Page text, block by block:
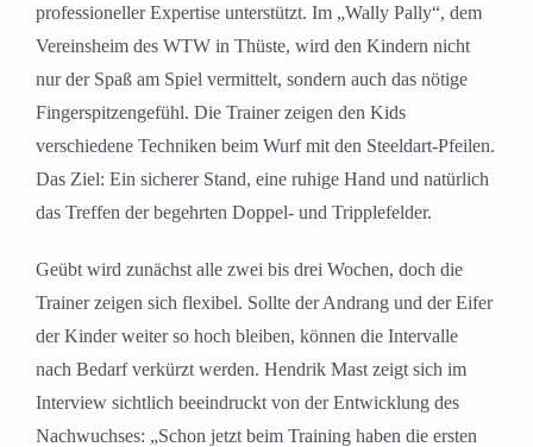
professioneller Expertise unterstützt. Im „Wally Pally“, dem
Vereinsheim des WTW in Thüste, wird den Kindern nicht
nur der Spaß am Spiel vermittelt, sondern auch das nötige
Fingerspitzengefühl. Die Trainer zeigen den Kids
verschiedene Techniken beim Wurf mit den Steeldart-Pfeilen.
Das Ziel: Ein sicherer Stand, eine ruhige Hand und natürlich
das Treffen der begehrten Doppel- und Tripplefelder.
Geübt wird zunächst alle zwei bis drei Wochen, doch die
Trainer zeigen sich flexibel. Sollte der Andrang und der Eifer
der Kinder weiter so hoch bleiben, können die Intervalle
nach Bedarf verkürzt werden. Hendrik Mast zeigt sich im
Interview sichtlich beeindruckt von der Entwicklung des
Nachwuchses: „Schon jetzt beim Training haben die ersten